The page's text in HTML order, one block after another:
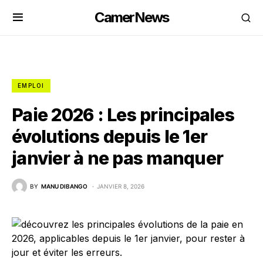
CamerNews
EMPLOI
Paie 2026 : Les principales
évolutions depuis le 1er
janvier à ne pas manquer
BY MANU DIBANGO JANVIER 8, 2026